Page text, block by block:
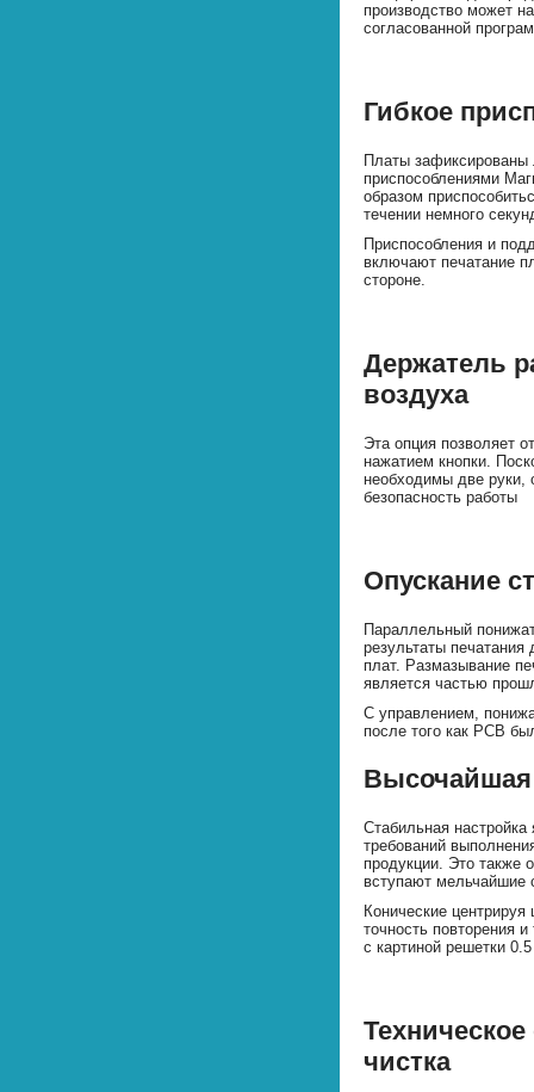
производство может
согласованной
Гибкое
Платы зафиксированы
приспособлениями
образом
течении немного
Приспособления и
включают печатание
стороне.
Держатель
воздуха
Эта опция позволяет
нажатием кнопки.
необходимы две руки,
безопасность работы
Опускание
Параллельный
результаты
плат. Размазывание
является частью
С управлением,
после того как PCB
Высочайшая
Стабильная
требований
продукции. Это также
вступают мельчайшие
Конические
точность повторения
с картиной решетки
чистка